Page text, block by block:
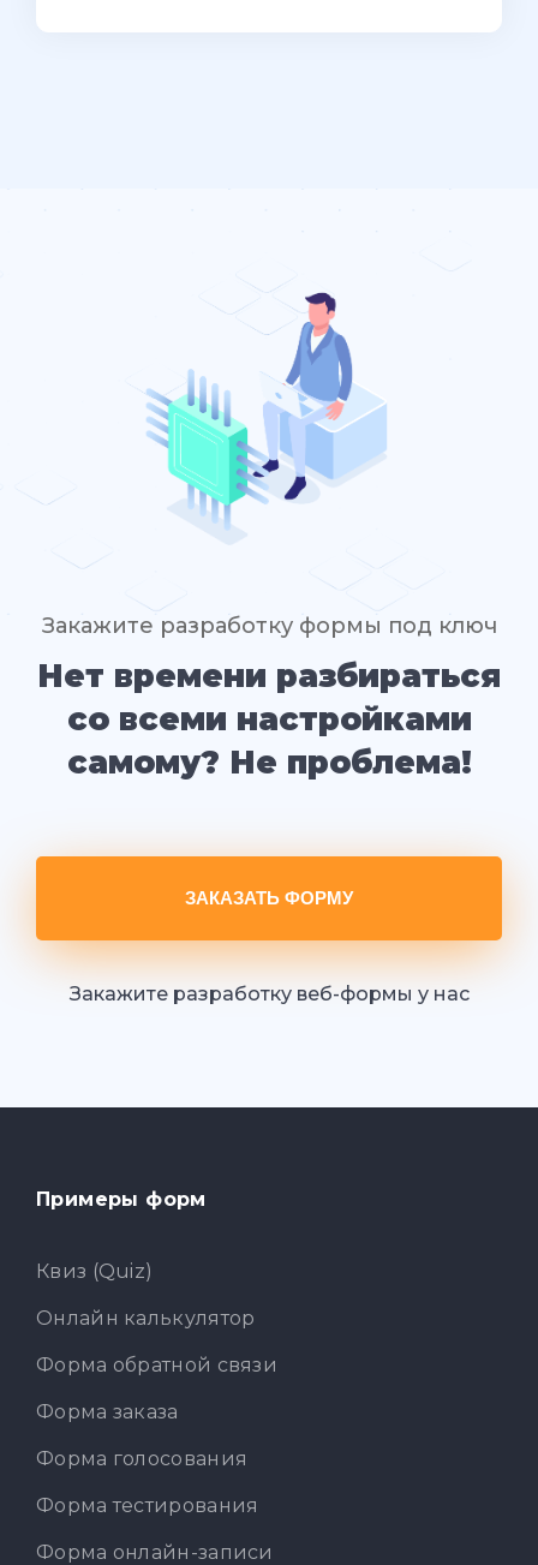
Закажите разработку формы под ключ
Нет времени разбираться
со всеми настройками
самому? Не проблема!
ЗАКАЗАТЬ ФОРМУ
Закажите разработку веб-формы у нас
Примеры форм
Квиз (Quiz)
Онлайн калькулятор
Форма обратной связи
Форма заказа
Форма голосования
Форма тестирования
Форма онлайн-записи